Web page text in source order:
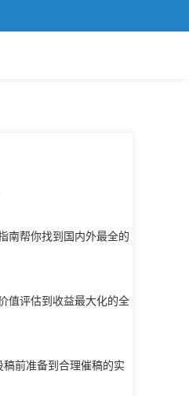
南帮你找到国内外最全的
值评估到收益最大化的全
前准备到合理催稿的实